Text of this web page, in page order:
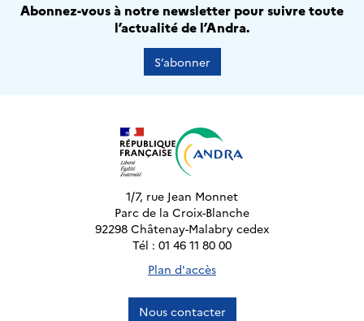
Abonnez-vous à notre newsletter pour suivre toute
l’actualité de l’Andra.
S’abonner
1/7, rue Jean Monnet
Parc de la Croix-Blanche
92298 Châtenay-Malabry cedex
Tél : 01 46 11 80 00
Plan d'accès
Nous contacter